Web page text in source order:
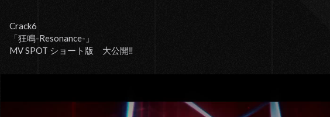
Crack6
「狂鳴-Resonance-」
MV SPOT ショート版 大公開‼️